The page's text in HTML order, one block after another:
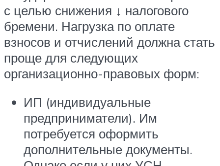
с целью снижения ↓ налогового
бремени. Нагрузка по оплате
взносов и отчислений должна стать
проще для следующих
организационно-правовых форм:
ИП (индивидуальные
предприниматели). Им
потребуется оформить
дополнительные документы.